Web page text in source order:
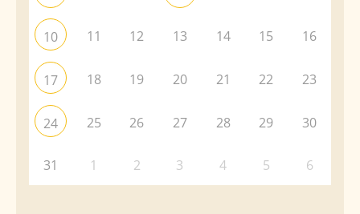
10 11 12 13 14 15 16
17 18 19 20 21 22 23
24 25 26 27 28 29 30
31 1 2 3 4 5 6